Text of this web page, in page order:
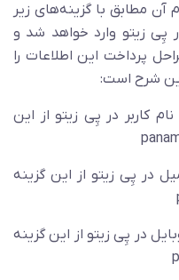
آن مطابق با گزینه‌های زیر
پِی زیتو وارد خواهد شد و
پرداخت این اطلاعات را
این شرح است:
کاربر در پِی زیتو از این
در پِی زیتو از این گزینه
در پِی زیتو از این گزینه